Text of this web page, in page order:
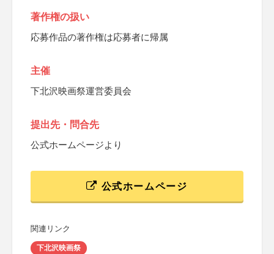
著作権の扱い
応募作品の著作権は応募者に帰属
主催
下北沢映画祭運営委員会
提出先・問合先
公式ホームページより
公式ホームページ
関連リンク
下北沢映画祭